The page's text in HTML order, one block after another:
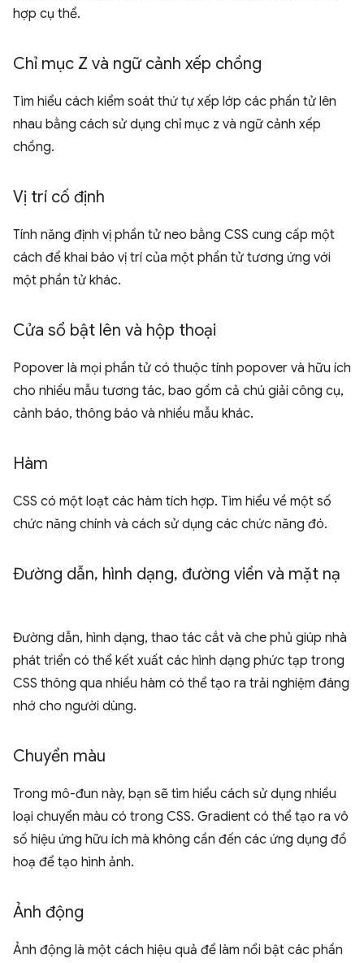
hợp cụ thể.
Chỉ mục Z và ngữ cảnh xếp chồng
Tìm hiểu cách kiểm soát thứ tự xếp lớp các phần tử lên
nhau bằng cách sử dụng chỉ mục z và ngữ cảnh xếp
chồng.
Vị trí cố định
Tính năng định vị phần tử neo bằng CSS cung cấp một
cách để khai báo vị trí của một phần tử tương ứng với
một phần tử khác.
Cửa sổ bật lên và hộp thoại
Popover là mọi phần tử có thuộc tính popover và hữu ích
cho nhiều mẫu tương tác, bao gồm cả chú giải công cụ,
cảnh báo, thông báo và nhiều mẫu khác.
Hàm
CSS có một loạt các hàm tích hợp. Tìm hiểu về một số
chức năng chính và cách sử dụng các chức năng đó.
Đường dẫn, hình dạng, đường viền và mặt nạ
Đường dẫn, hình dạng, thao tác cắt và che phủ giúp nhà
phát triển có thể kết xuất các hình dạng phức tạp trong
CSS thông qua nhiều hàm có thể tạo ra trải nghiệm đáng
nhớ cho người dùng.
Chuyển màu
Trong mô-đun này, bạn sẽ tìm hiểu cách sử dụng nhiều
loại chuyển màu có trong CSS. Gradient có thể tạo ra vô
số hiệu ứng hữu ích mà không cần đến các ứng dụng đồ
hoạ để tạo hình ảnh.
Ảnh động
Ảnh động là một cách hiệu quả để làm nổi bật các phần